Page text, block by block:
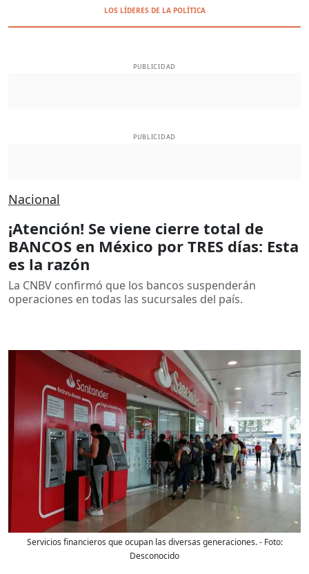
LOS LÍDERES DE LA POLÍTICA
PUBLICIDAD
PUBLICIDAD
Nacional
¡Atención! Se viene cierre total de
BANCOS en México por TRES días: Esta
es la razón
La CNBV confirmó que los bancos suspenderán
operaciones en todas las sucursales del país.
Servicios financieros que ocupan las diversas generaciones.- Foto:
Desconocido